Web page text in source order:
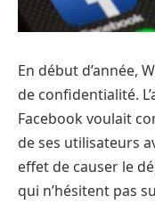
En début d’année,
de confidentialité.
Facebook voulait
de ses utilisateurs
effet de causer le
qui n’hésitent pas